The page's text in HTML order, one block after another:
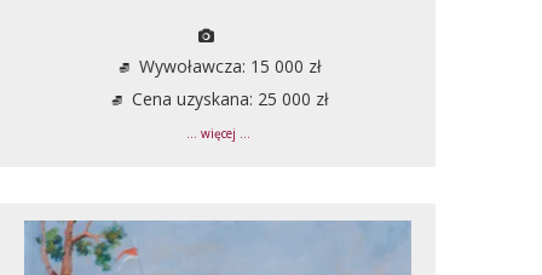
Wywoławcza: 15 000 zł
Cena uzyskana: 25 000 zł
... więcej ...